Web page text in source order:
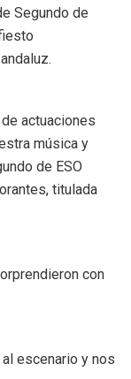
Segundo de
actuaciones
música y
de ESO
titulada
con
escenario y nos